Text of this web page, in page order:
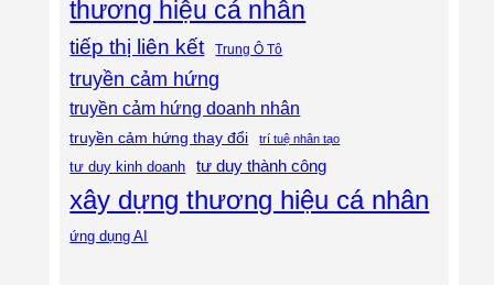
thương hiệu cá nhân
tiếp thị liên kết Trung Ô Tô
truyền cảm hứng
truyền cảm hứng doanh nhân
truyền cảm hứng thay đổi trí tuệ nhân tạo
tư duy kinh doanh tư duy thành công
xây dựng thương hiệu cá nhân
ứng dụng AI